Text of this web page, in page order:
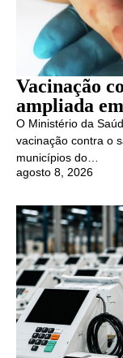
Vacinação
ampliada
O Ministério da
vacinação contra o
municípios do…
agosto 8, 2026